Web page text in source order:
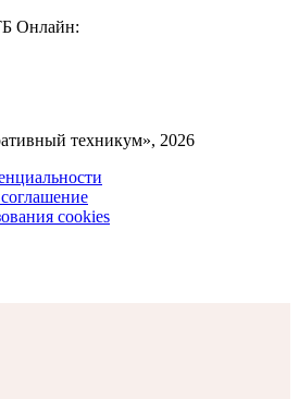
Онлайн:
техникум», 2026
cookies